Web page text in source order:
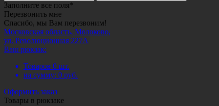
Заполните все поля*
Перезвонить мне
Спасибо, мы Вам перезвоним!
Московская область, Молоково,
ул. Революционная 227А
Ваш рюкзак:
Товаров 0 шт.
на сумму: 0 руб.
Оформить заказ
Товары в рюкзаке